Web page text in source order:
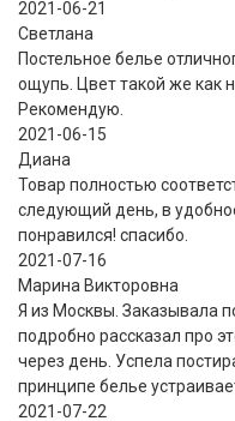
2021-06-21
Светлана
Постельное белье
ощупь. Цвет такой же как
Рекомендую.
2021-06-15
Диана
Товар полностью
следующий день, в
понравился! спасибо.
2021-07-16
Марина Викторовна
Я из Москвы. Заказывала
подробно рассказал про
через день. Успела
принципе белье
2021-07-22